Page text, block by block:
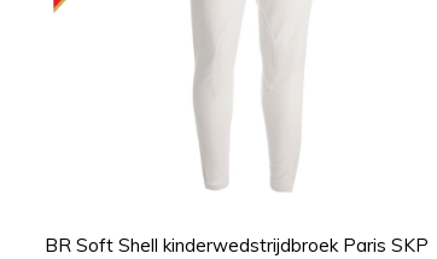
BR Soft Shell kinderwedstrijdbroek Paris SKP